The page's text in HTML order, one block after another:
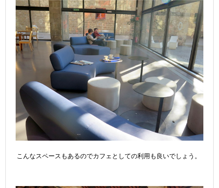
こんなスペースもあるのでカフェとしての利用も良いでしょう。